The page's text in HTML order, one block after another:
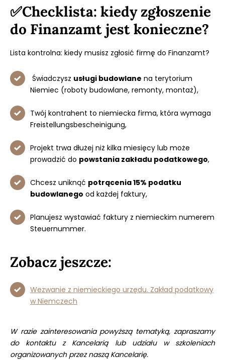
✅Checklista: kiedy zgłoszenie
do Finanzamt jest konieczne?
Lista kontrolna: kiedy musisz zgłosić firmę do Finanzamt?
Świadczysz usługi budowlane na terytorium
Niemiec (roboty budowlane, remonty, montaż),
Twój kontrahent to niemiecka firma, która wymaga
Freistellungsbescheinigung,
Projekt trwa dłużej niż kilka miesięcy lub może
prowadzić do powstania zakładu podatkowego,
Chcesz uniknąć potrącenia 15% podatku
budowlanego od każdej faktury,
Planujesz wystawiać faktury z niemieckim numerem
Steuernummer.
Zobacz jeszcze:
Wezwanie z niemieckiego urzędu. Zakład podatkowy
w Niemczech
W razie zainteresowania powyższą tematyką, zapraszamy
do kontaktu z Kancelarią lub udziału w szkoleniach
organizowanych przez naszą Kancelarię.